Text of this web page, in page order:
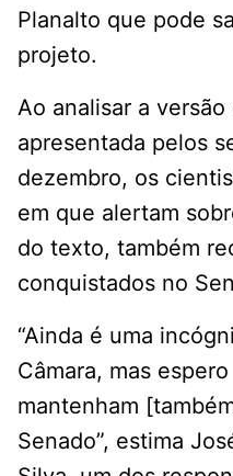
Planalto que pode
projeto.
Ao analisar a
apresentada pelos
dezembro, os
em que alertam
do texto, também
conquistados no
“Ainda é uma
Câmara, mas
mantenham
Senado”, estima